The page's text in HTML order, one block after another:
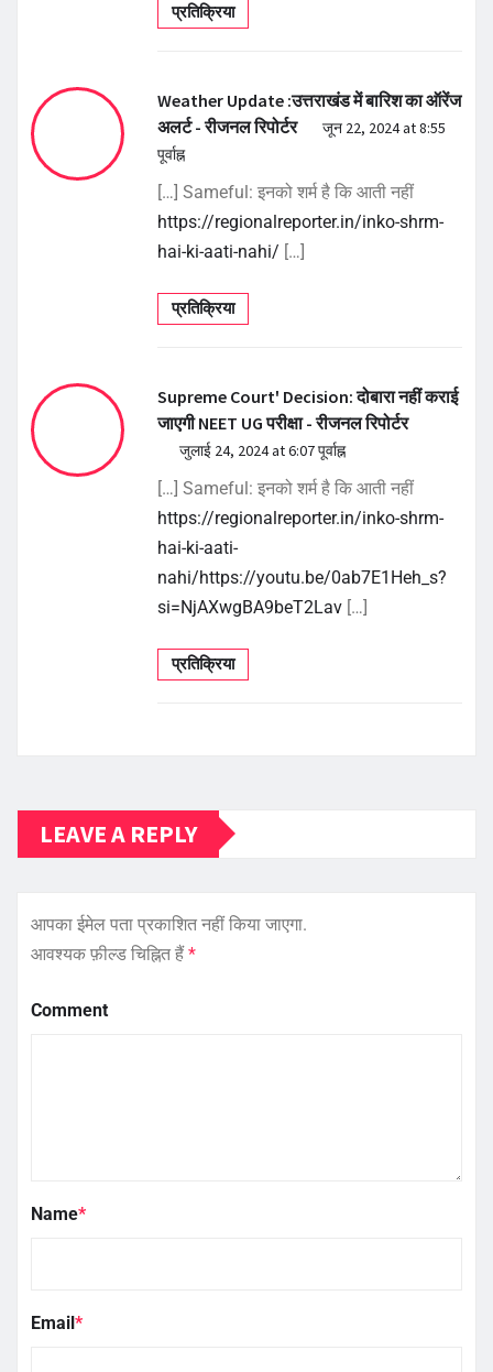
प्रतिक्रिया
Weather Update :उत्तराखंड में बारिश का ऑरेंज
अलर्ट - रीजनल रिपोर्टर
जून 22, 2024 at 8:55
पूर्वाह्न
[…] Sameful: इनको शर्म है कि आती नहीं
https://regionalreporter.in/inko-shrm-
hai-ki-aati-nahi/ […]
प्रतिक्रिया
Supreme Court' Decision: दोबारा नहीं कराई
जाएगी NEET UG परीक्षा - रीजनल रिपोर्टर
जुलाई 24, 2024 at 6:07 पूर्वाह्न
[…] Sameful: इनको शर्म है कि आती नहीं
https://regionalreporter.in/inko-shrm-
hai-ki-aati-
nahi/https://youtu.be/0ab7E1Heh_s?
si=NjAXwgBA9beT2Lav […]
प्रतिक्रिया
LEAVE A REPLY
आपका ईमेल पता प्रकाशित नहीं किया जाएगा.
आवश्यक फ़ील्ड चिह्नित हैं*
Comment
Name*
Email*